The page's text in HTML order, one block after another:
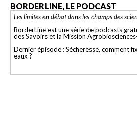
BORDERLINE, LE PODCAST
Les limites en débat dans les champs des
BorderLine est une série de podcasts
des Savoirs et la Mission
Dernier épisode : Sécheresse, comment
eaux ?